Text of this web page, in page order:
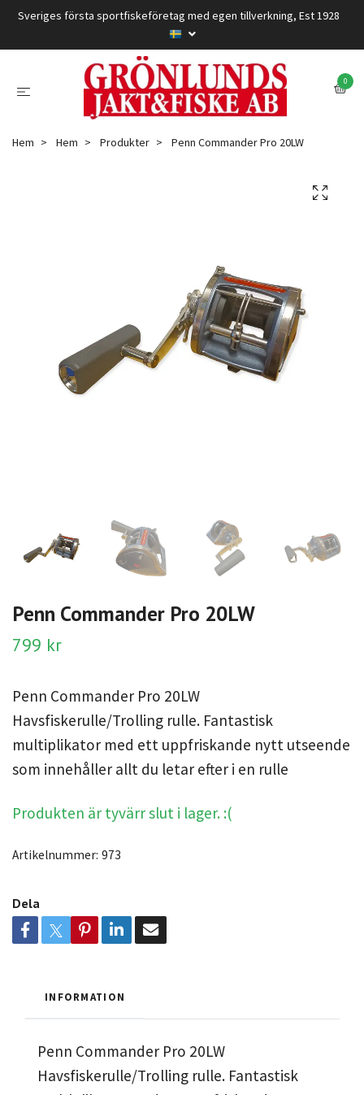
Sveriges första sportfiskeföretag med egen tillverkning, Est 1928
0
Hem Hem Produkter Penn Commander Pro 20LW
Penn Commander Pro 20LW
799 kr
Penn Commander Pro 20LW
Havsfiskerulle/Trolling rulle. Fantastisk
multiplikator med ett uppfriskande nytt utseende
som innehåller allt du letar efter i en rulle
Produkten är tyvärr slut i lager. :(
Artikelnummer: 973
Dela
INFORMATION
Penn Commander Pro 20LW
Havsfiskerulle/Trolling rulle. Fantastisk